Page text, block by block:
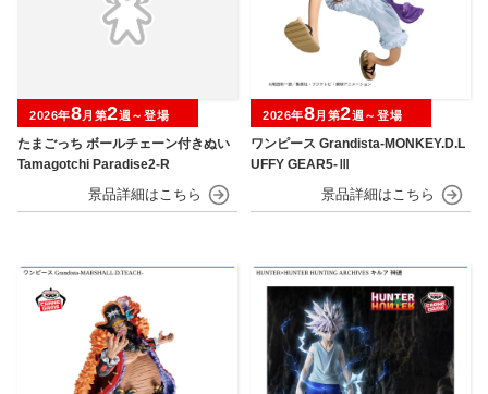
たまごっち ボールチェーン付きぬい
Tamagotchi Paradise2-R
2026年8月第2週～登場
ワンピース Grandista-MONKEY.D.L
UFFY GEAR5-Ⅲ
2026年8月第2週～登場